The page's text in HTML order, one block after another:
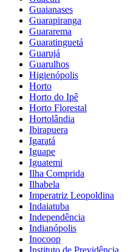
Guaianases
Guarapiranga
Guararema
Guaratinguetá
Guarujá
Guarulhos
Higienópolis
Horto
Horto do Ipê
Horto Florestal
Hortolândia
Ibirapuera
Igaratá
Iguape
Iguatemi
Ilha Comprida
Ilhabela
Imperatriz Leopoldina
Indaiatuba
Independência
Indianópolis
Inocoop
Instituto de Previdência